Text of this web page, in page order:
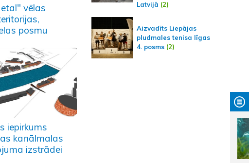
vēlas
posmu
iepirkums
kanālmalas
izstrādei
Latvijā (2)
Aizvadīts Liepājas
pludmales tenisa līgas
4. posms (2)